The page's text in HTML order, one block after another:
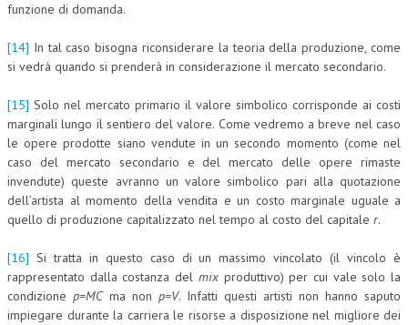
funzione di domanda.
[14] In tal caso bisogna riconsiderare la teoria della produzione, come
si vedrà quando si prenderà in considerazione il mercato secondario.
[15] Solo nel mercato primario il valore simbolico corrisponde ai costi
marginali lungo il sentiero del valore. Come vedremo a breve nel caso
le opere prodotte siano vendute in un secondo momento (come nel
caso del mercato secondario e del mercato delle opere rimaste
invendute) queste avranno un valore simbolico pari alla quotazione
dell’artista al momento della vendita e un costo marginale uguale a
quello di produzione capitalizzato nel tempo al costo del capitale r.
[16] Si tratta in questo caso di un massimo vincolato (il vincolo è
rappresentato dalla costanza del mixproduttivo) per cui vale solo la
condizione p=MCma non p=V. Infatti questi artisti non hanno saputo
impiegare durante la carriera le risorse a disposizione nel migliore dei